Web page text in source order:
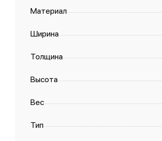
Материал
Ширина
Толщина
Высота
Вес
Тип